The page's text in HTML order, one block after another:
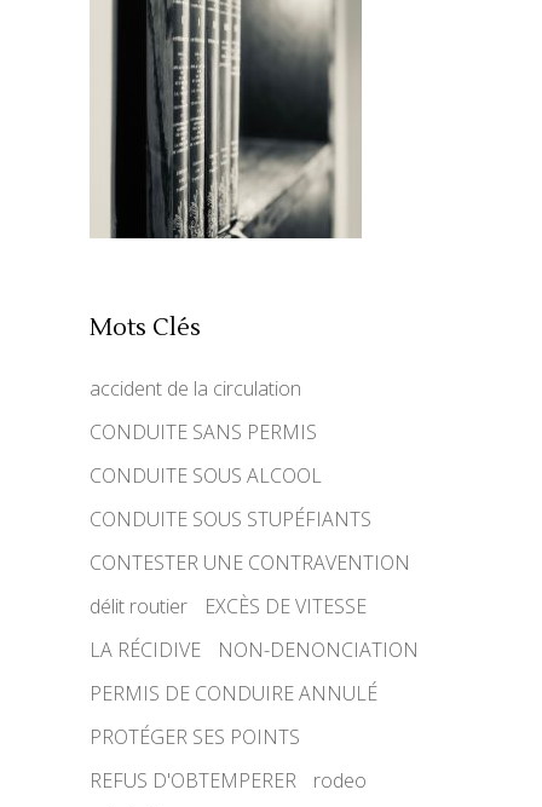
Mots Clés
accident de la circulation
CONDUITE SANS PERMIS
CONDUITE SOUS ALCOOL
CONDUITE SOUS STUPÉFIANTS
CONTESTER UNE CONTRAVENTION
délit routier
EXCÈS DE VITESSE
LA RÉCIDIVE
NON-DENONCIATION
PERMIS DE CONDUIRE ANNULÉ
PROTÉGER SES POINTS
REFUS D'OBTEMPERER
rodeo